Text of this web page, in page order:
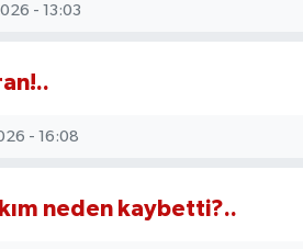
- 13:03
- 16:08
neden kaybetti?..